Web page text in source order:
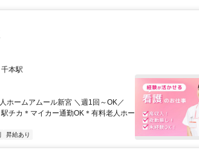
本駅
ホームアムール新宮 ＼週1回～OK／
チカ＊マイカー通勤OK＊有料老人ホー
昇給あり